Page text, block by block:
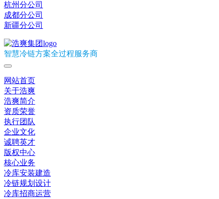
杭州分公司
成都分公司
新疆分公司
智慧冷链方案全过程服务商
网站首页
关于浩爽
浩爽简介
资质荣誉
执行团队
企业文化
诚聘英才
版权中心
核心业务
冷库安装建造
冷链规划设计
冷库招商运营